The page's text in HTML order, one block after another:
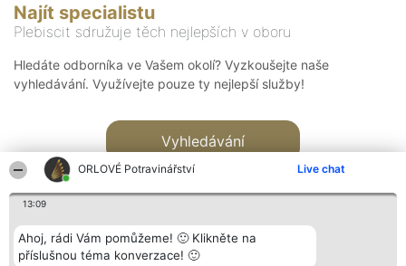
ORLOVÉ Potravinářství Live chat
13:09
Ahoj, rádi Vám pomůžeme! 🙂 Klikněte na
příslušnou téma konverzace! 🙂
Najít specialistu
Plebiscit sdružuje těch nejlepších v oboru
Hledáte odborníka ve Vašem okolí? Vyzkoušejte naše
vyhledávání. Využívejte pouze ty nejlepší služby!
Vyhledávání